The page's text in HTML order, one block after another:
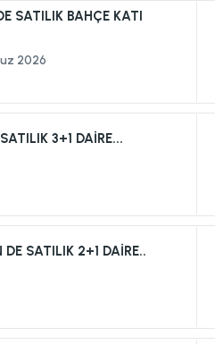
SATILIK BAHÇE KATI
2026
3+1 DAİRE...
SATILIK 2+1 DAİRE..